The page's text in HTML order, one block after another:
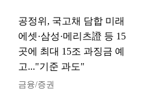
공정위, 국고채 담합 미래
에셋·삼성·메리츠證 등 15
곳에 최대 15조 과징금 예
고..."기준 과도"
금융/증권